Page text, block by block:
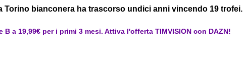
Torino bianconera ha trascorso undici anni vincendo 19 trofei.
B a 19,99€ per i primi 3 mesi. Attiva l'offerta TIMVISION con DAZN!